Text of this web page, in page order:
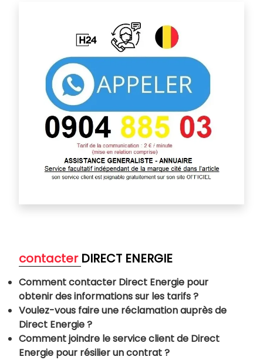
contacter DIRECT ENERGIE
Comment contacter Direct Energie pour
obtenir des informations sur les tarifs ?
Voulez-vous faire une réclamation auprès de
Direct Energie ?
Comment joindre le service client de Direct
Energie pour résilier un contrat ?